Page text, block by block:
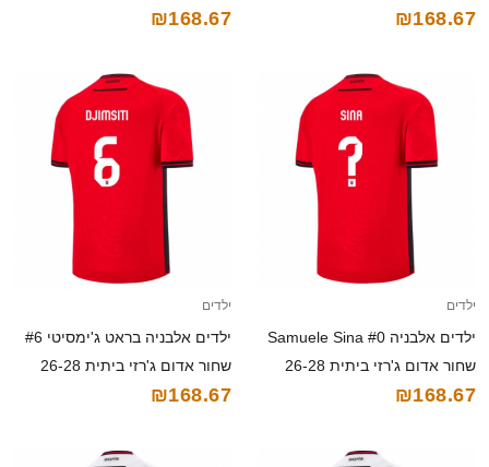
קצרה
₪168.67
חולצה קצרה
₪168.67
ילדים
ילדים אלבניה Samuele Sina #0
שחור אדום ג'רזי ביתית 26-28
חולצה קצרה
₪168.67
ילדים
ילדים אלבניה בראט ג'ימסיטי #6
שחור אדום ג'רזי ביתית 26-28
חולצה קצרה
₪168.67